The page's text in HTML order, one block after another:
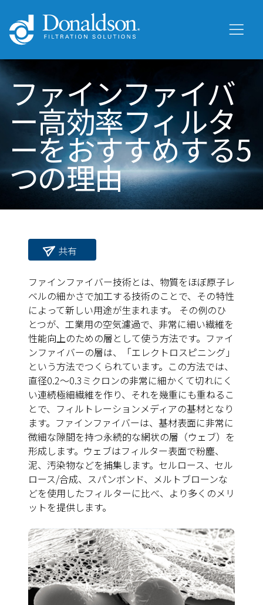
ファインファイバ
ー高効率フィルタ
ーをおすすめする5
つの理由
共有
ファインファイバー技術とは、物質をほぼ原子レ
ベルの細かさで加工する技術のことで、その特性
によって新しい用途が生まれます。 その例のひ
とつが、工業用の空気濾過で、非常に細い繊維を
性能向上のための層として使う方法です。ファイ
ンファイバーの層は、「エレクトロスピニング」
という方法でつくられています。この方法では、
直径0.2～0.3ミクロンの非常に細かくて切れにく
い連続極細繊維を作り、それを幾重にも重ねるこ
とで、フィルトレーションメディアの基材となり
ます。ファインファイバーは、基材表面に非常に
微細な隙間を持つ永続的な網状の層（ウェブ）を
形成します。ウェブはフィルター表面で粉塵、
泥、汚染物などを捕集します。セルロース、セル
ロース/合成、スパンボンド、メルトブローンな
どを使用したフィルターに比べ、より多くのメリ
ットを提供します。